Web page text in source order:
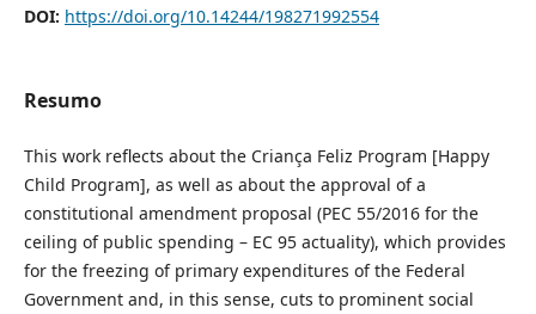
DOI: https://doi.org/10.14244/198271992554
Resumo
This work reflects about the Criança Feliz Program [Happy
Child Program], as well as about the approval of a
constitutional amendment proposal (PEC 55/2016 for the
ceiling of public spending – EC 95 actuality), which provides
for the freezing of primary expenditures of the Federal
Government and, in this sense, cuts to prominent social